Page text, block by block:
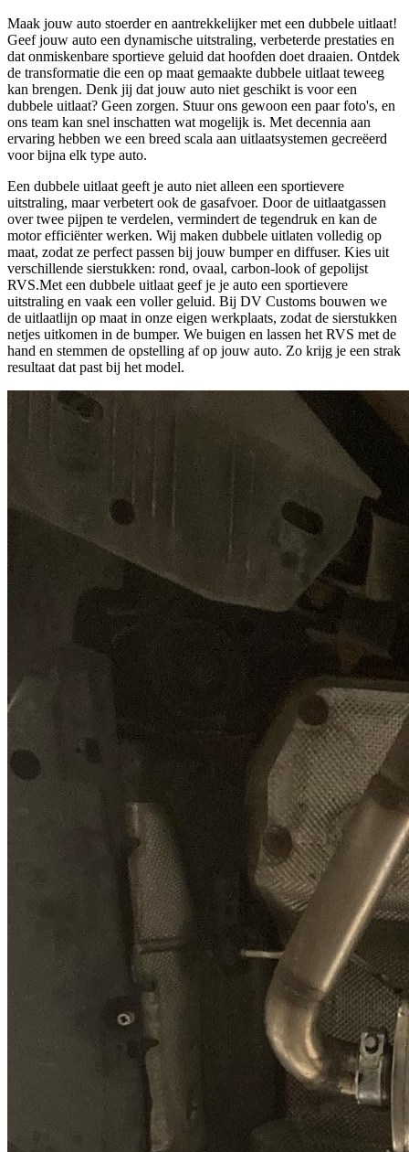
Maak jouw auto stoerder en aantrekkelijker met een dubbele uitlaat!
Geef jouw auto een dynamische uitstraling, verbeterde prestaties en
dat onmiskenbare sportieve geluid dat hoofden doet draaien. Ontdek
de transformatie die een op maat gemaakte dubbele uitlaat teweeg
kan brengen. Denk jij dat jouw auto niet geschikt is voor een
dubbele uitlaat? Geen zorgen. Stuur ons gewoon een paar foto's, en
ons team kan snel inschatten wat mogelijk is. Met decennia aan
ervaring hebben we een breed scala aan uitlaatsystemen gecreëerd
voor bijna elk type auto.
Een dubbele uitlaat geeft je auto niet alleen een sportievere
uitstraling, maar verbetert ook de gasafvoer. Door de uitlaatgassen
over twee pijpen te verdelen, vermindert de tegendruk en kan de
motor efficiënter werken. Wij maken dubbele uitlaten volledig op
maat, zodat ze perfect passen bij jouw bumper en diffuser. Kies uit
verschillende sierstukken: rond, ovaal, carbon-look of gepolijst
RVS.Met een dubbele uitlaat geef je je auto een sportievere
uitstraling en vaak een voller geluid. Bij DV Customs bouwen we
de uitlaatlijn op maat in onze eigen werkplaats, zodat de sierstukken
netjes uitkomen in de bumper. We buigen en lassen het RVS met de
hand en stemmen de opstelling af op jouw auto. Zo krijg je een strak
resultaat dat past bij het model.